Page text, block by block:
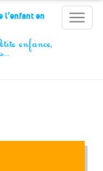
Toggle
l'enfant en
enfance,